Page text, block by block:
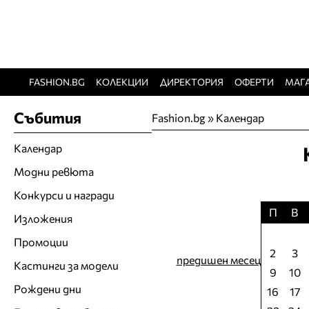
FASHION.BG КОЛЕКЦИИ ДИРЕКТОРИЯ ОФЕРТИ
Fashion.bg» Календар
предишен месец
П
В
2
3
9
10
16
17
Събития
Календар
Модни ревюта
Конкурси и награди
Изложения
Промоции
Кастинги за модели
Рождени дни